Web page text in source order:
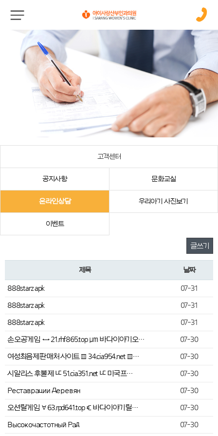
고객센터
공지사항 문화교실
온라인상담 우리아기 사진보기
이벤트
글쓰기
제목 날짜
888starz apk 07-31
888starz apk 07-31
888starz apk 07-31
손오공게임 ↔ 21.rhf865.top ㎛ 바다이야기오… 07-30
여성최음제판매처 사이트 ▥ 34.cia954.net ▥… 07-30
시알리스 후불제 ㅦ 51.cia351.net ㅦ 미국프… 07-30
Реставрации Деревян 07-30
오션릴게임 ∀ 63.rpd641.top € 바다이야기릴… 07-30
Высокочастотный Рад 07-30